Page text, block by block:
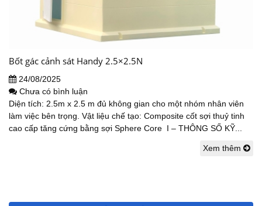
Bốt gác cảnh sát Handy 2.5×2.5N
24/08/2025
Chưa có bình luận
Diện tích: 2.5m x 2.5 m đủ không gian cho một nhóm nhân viên
làm việc bên trọng. Vật liệu chế tạo: Composite cốt sợi thuỷ tinh
cao cấp tăng cứng bằng sợi Sphere Core I – THÔNG SỐ KỸ...
Xem thêm